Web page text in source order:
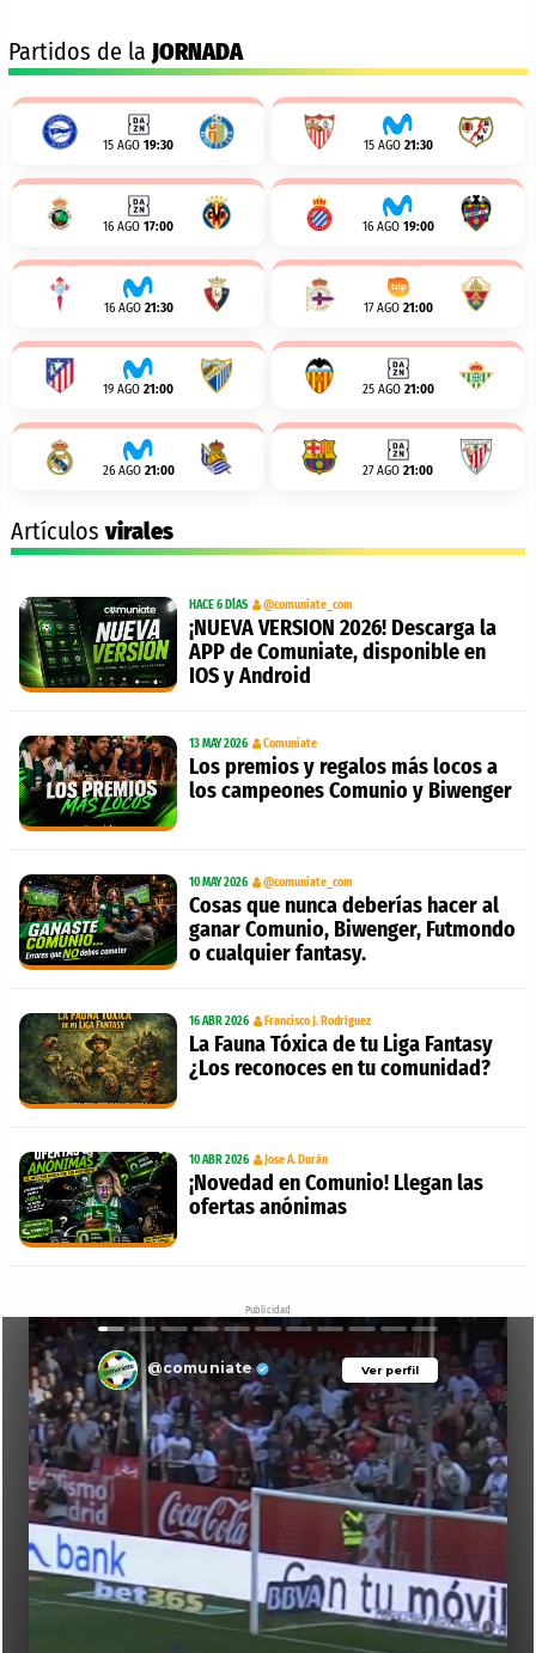
Partidos de la JORNADA
15 AGO 19:30 15 AGO 21:30
16 AGO 17:00 16 AGO 19:00
16 AGO 21:30 17 AGO 21:00
19 AGO 21:00 25 AGO 21:00
26 AGO 21:00 27 AGO 21:00
Artículosvirales
HACE 6 DÍAS @comuniate_com
¡NUEVA VERSION 2026! Descarga la
APP de Comuniate, disponible en
IOS y Android
13 MAY 2026 Comuniate
Los premios y regalos más locos a
los campeones Comunio y Biwenger
10 MAY 2026 @comuniate_com
Cosas que nunca deberías hacer al
ganar Comunio, Biwenger, Futmondo
o cualquier fantasy.
16 ABR 2026 Francisco J. Rodríguez
La Fauna Tóxica de tu Liga Fantasy
¿Los reconoces en tu comunidad?
10 ABR 2026 Jose A. Durán
¡Novedad en Comunio! Llegan las
ofertas anónimas
Publicidad
Ver perfil
@comuniate Ver perfil